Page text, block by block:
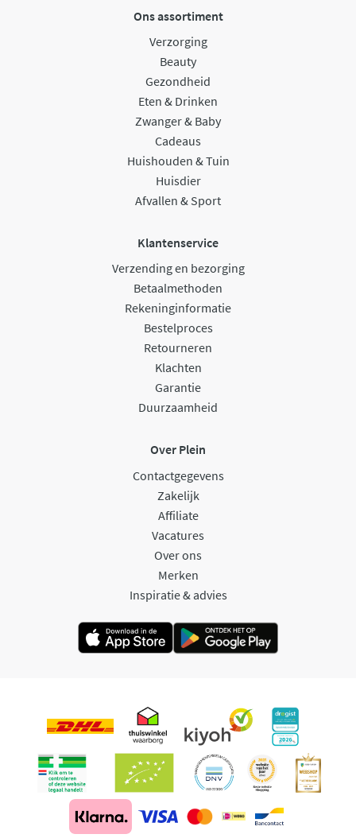
Ons assortiment
Verzorging
Beauty
Gezondheid
Eten & Drinken
Zwanger & Baby
Cadeaus
Huishouden & Tuin
Huisdier
Afvallen & Sport
Klantenservice
Verzending en bezorging
Betaalmethoden
Rekeninginformatie
Bestelproces
Retourneren
Klachten
Garantie
Duurzaamheid
Over Plein
Contactgegevens
Zakelijk
Affiliate
Vacatures
Over ons
Merken
Inspiratie & advies